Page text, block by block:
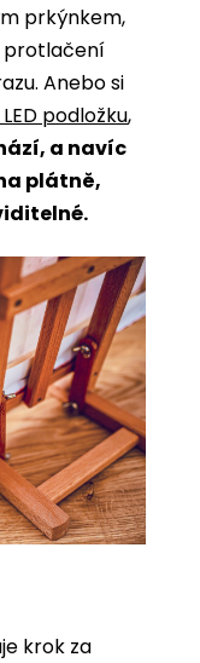
prkýnkem,
protlačení
Anebo si
podložku,
a navíc
plátně,
krok za